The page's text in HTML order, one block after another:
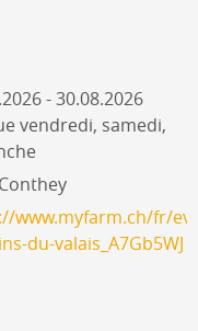
- 30.08.2026
vendredi, samedi,
www.myfarm.ch/fr/
du-valais_A7Gb5WJ